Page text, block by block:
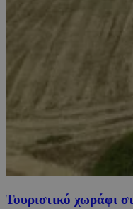
Τουριστικό χωράφι